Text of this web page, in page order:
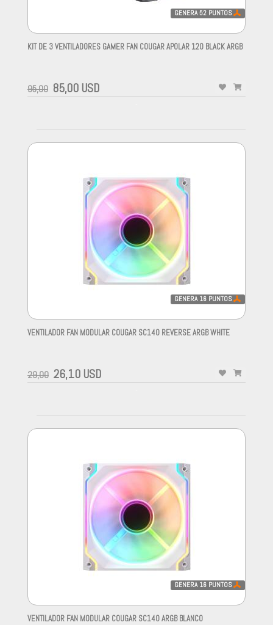
GENERA52 PUNTOS
KIT DE 3 VENTILADORES GAMER FAN COUGAR APOLAR 120 BLACK ARGB
95,00 85,00 USD
GENERA 16 PUNTOS
VENTILADOR FAN MODULAR COUGAR SC140 REVERSE ARGB WHITE
29,00 26,10 USD
GENERA 16 PUNTOS
VENTILADOR FAN MODULAR COUGAR SC140 ARGB BLANCO